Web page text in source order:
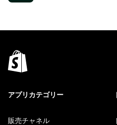
アプリカテゴリー
販売チャネル